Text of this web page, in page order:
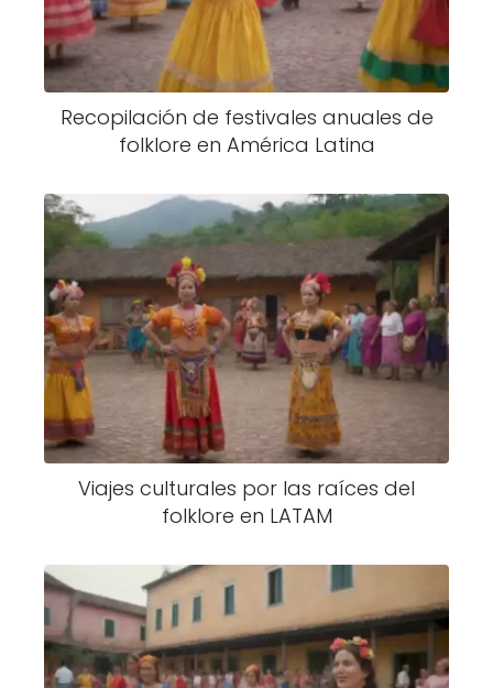
Recopilación de festivales anuales de
folklore en América Latina
Viajes culturales por las raíces del
folklore en LATAM